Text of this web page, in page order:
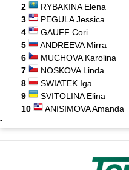
2
RYBAKINA Elena
3
PEGULA Jessica
4
GAUFF Cori
5
ANDREEVA Mirra
6
MUCHOVA Karolina
7
NOSKOVA Linda
8
SWIATEK Iga
9
SVITOLINA Elina
10
ANISIMOVA Amanda
-